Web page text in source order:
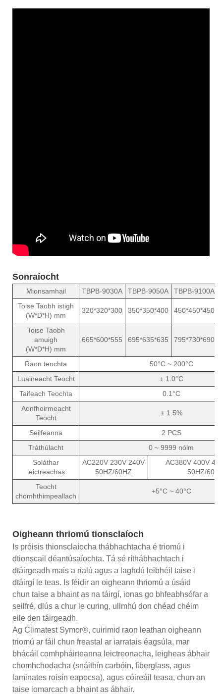
Sonraíocht
Mionsamhail TBPB-9030A TBPB-9050A TBPB-9100A
Toise Taobh istigh
(W*D*H) mm
320*320*300 350*350*400 450*450*450
Toise Taobh
amuigh
(W*D*H) mm
665*600*555 695*635*635 795*730*690
Raon teochta
50°C ~ 200°C
Luaineacht Teocht
± 1.0°C
Taifeach Teochta
0.1°C
Aonfhoirmeacht
Teocht
± 1.5%
Seilfeanna
2 PCS
Tráthúlacht
0 ~ 9999 nóim
Soláthar
leictreachas
AC220V 230V 240V
50HZ/60HZ
AC380V 400V
50HZ/
Teocht
chomhthimpeallach
+5°C ~ 40°C
Oigheann thriomú tionsclaíoch
Is próisis thionsclaíocha thábhachtacha é triomú i
dtionscail déantúsaíochta. Tá sé ríthábhachtach i
dtáirgeadh mais a rialú agus a laghdú leibhéil taise i
dtáirgí le teas. Is féidir an oigheann thriomú a úsáid
chun taise a bhaint as na táirgí, ionas go bhfeabhsófar a
seilfré, dlús a chur le curing, ullmhú don chéad chéim
eile den táirgeadh.
Ag Climatest Symor®, cuirimid raon leathan oigheann
triomú ar fáil chun freastal ar iarratais éagsúla, mar
bhácáil comhpháirteanna leictreonacha, leigheas ábhair
chomhchodacha (snáithín carbóin, fiberglass, agus
laminates roisín eapocsa), agus cóireáil teasa, chun an
taise iomarcach a bhaint as ábhair.